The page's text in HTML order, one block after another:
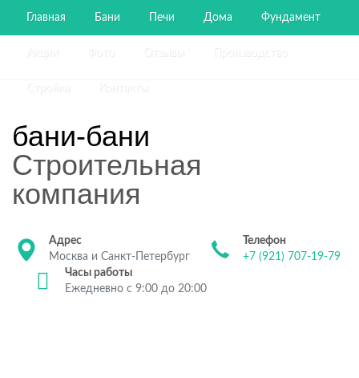
Главная Бани Печи Дома Фундамент
бани-бани
Строительная
компания
Адрес
Москва и Санкт-Петербург
Телефон
+7 (921) 707-19-79
Часы работы
Ежедневно с 9:00 до 20:00